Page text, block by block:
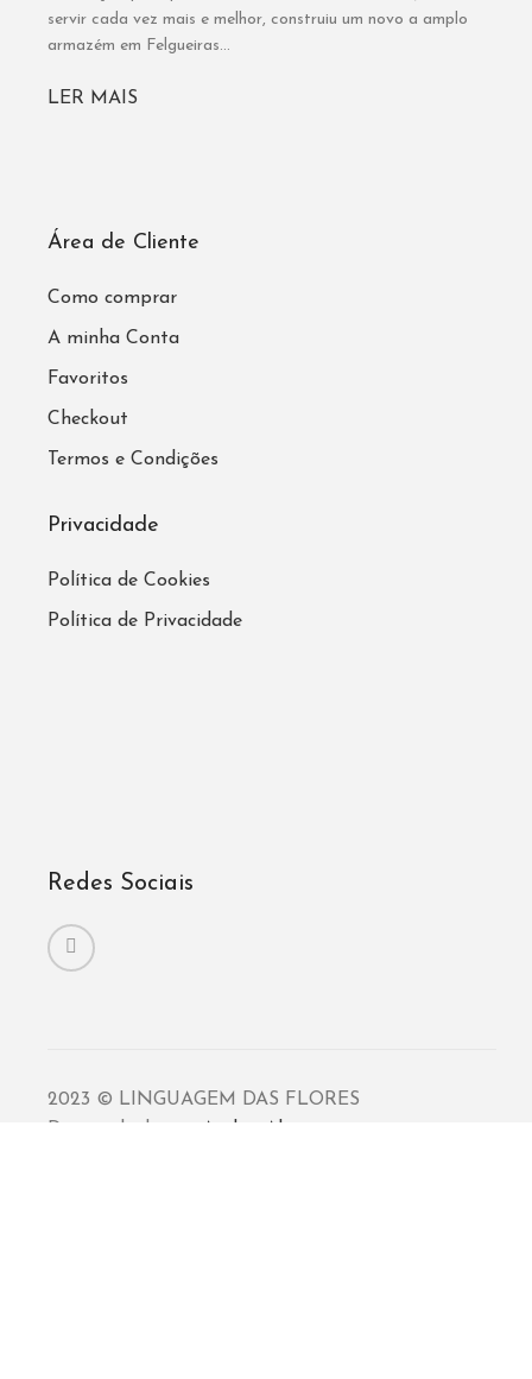
servir cada vez mais e melhor, construiu um novo a amplo
armazém em Felgueiras...
LER MAIS
Área de Cliente
Como comprar
A minha Conta
Favoritos
Checkout
Termos e Condições
Privacidade
Política de Cookies
Política de Privacidade
Redes Sociais
2023 © LINGUAGEM DAS FLORES
Desenvolvido por
Atelier Alves